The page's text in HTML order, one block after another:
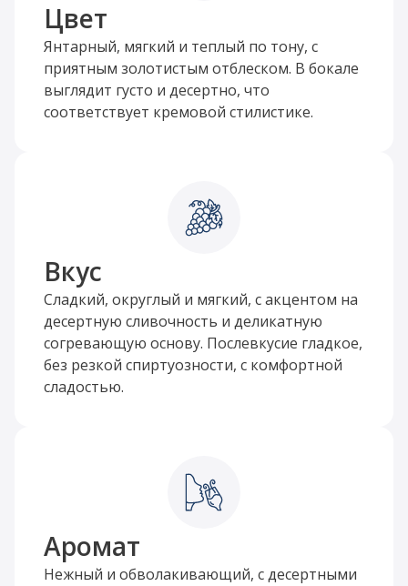
Цвет
Янтарный, мягкий и теплый по тону, с
приятным золотистым отблеском. В бокале
выглядит густо и десертно, что
соответствует кремовой стилистике.
Вкус
Сладкий, округлый и мягкий, с акцентом на
десертную сливочность и деликатную
согревающую основу. Послевкусие гладкое,
без резкой спиртуозности, с комфортной
сладостью.
Аромат
Нежный и обволакивающий, с десертными